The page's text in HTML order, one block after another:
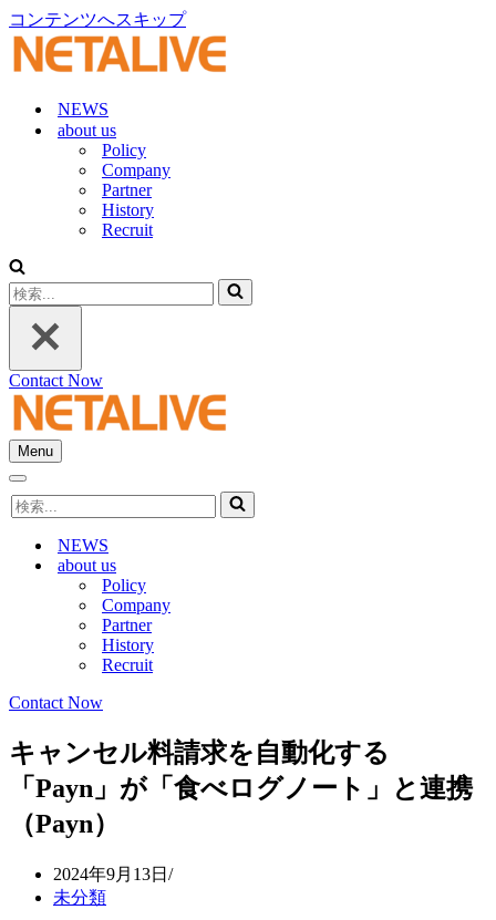
コンテンツへスキップ
NEWS
about us
Policy
Company
Partner
History
Recruit
検
索...
Contact Now
Menu
ナ
ゲ
シ
ョ
ナ
ビ
検
索...
NEWS
about us
Policy
Company
Partner
History
Recruit
Contact Now
キャンセル料請求を自動化する
「Payn」が「食べログノート」と連携
（Payn）
2024年9月13日
未分類